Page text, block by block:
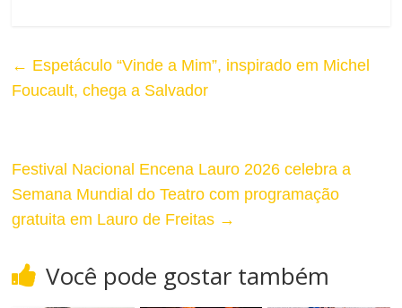
n
r
A
t
e
a
r
a
← Espetáculo “Vinde a Mim”, inspirado em Michel
Foucault, chega a Salvador
Festival Nacional Encena Lauro 2026 celebra a
Semana Mundial do Teatro com programação
gratuita em Lauro de Freitas →
Você pode gostar também